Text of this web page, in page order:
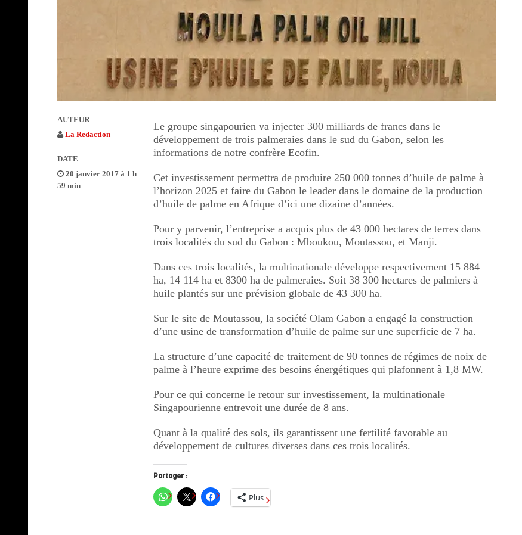
Le groupe singapourien va injecter 300 milliards de francs dans le
développement de trois palmeraies dans le sud du Gabon, selon les
informations de notre confrère Ecofin.
Cet investissement permettra de produire 250 000 tonnes d’huile de palme à
l’horizon 2025 et faire du Gabon le leader dans le domaine de la production
d’huile de palme en Afrique d’ici une dizaine d’années.
Pour y parvenir, l’entreprise a acquis plus de 43 000 hectares de terres dans
trois localités du sud du Gabon : Mboukou, Moutassou, et Manji.
Dans ces trois localités, la multinationale développe respectivement 15 884
ha, 14 114 ha et 8300 ha de palmeraies. Soit 38 300 hectares de palmiers à
huile plantés sur une prévision globale de 43 300 ha.
Sur le site de Moutassou, la société Olam Gabon a engagé la construction
d’une usine de transformation d’huile de palme sur une superficie de 7 ha.
La structure d’une capacité de traitement de 90 tonnes de régimes de noix de
palme à l’heure exprime des besoins énergétiques qui plafonnent à 1,8 MW.
Pour ce qui concerne le retour sur investissement, la multinationale
Singapourienne entrevoit une durée de 8 ans.
Quant à la qualité des sols, ils garantissent une fertilité favorable au
développement de cultures diverses dans ces trois localités.
Partager :
Plus
AUTEUR
La Redaction
DATE
20 janvier 2017 à 1 h
59 min